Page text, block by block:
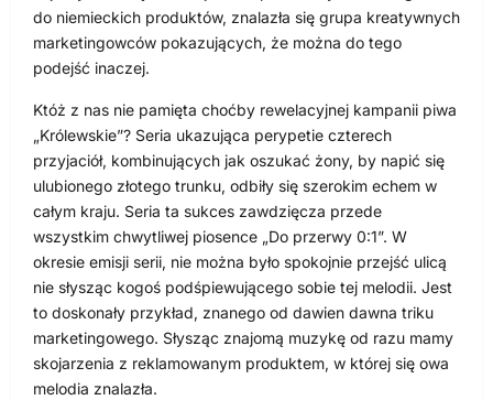
do niemieckich produktów, znalazła się grupa kreatywnych
marketingowców pokazujących, że można do tego
podejść inaczej.
Któż z nas nie pamięta choćby rewelacyjnej kampanii piwa
„Królewskie”? Seria ukazująca perypetie czterech
przyjaciół, kombinujących jak oszukać żony, by napić się
ulubionego złotego trunku, odbiły się szerokim echem w
całym kraju. Seria ta sukces zawdzięcza przede
wszystkim chwytliwej piosence „Do przerwy 0:1”. W
okresie emisji serii, nie można było spokojnie przejść ulicą
nie słysząc kogoś podśpiewującego sobie tej melodii. Jest
to doskonały przykład, znanego od dawien dawna triku
marketingowego. Słysząc znajomą muzykę od razu mamy
skojarzenia z reklamowanym produktem, w której się owa
melodia znalazła.